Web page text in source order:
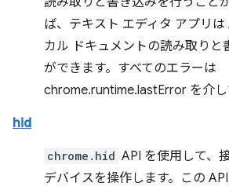
ば、テキスト エディタ アプリ
カル ドキュメントの読み取りと
ができます。すべてのエラーは
chrome.runtime.lastError を介し
hid
chrome.hid API を使用して、
デバイスを操作します。この